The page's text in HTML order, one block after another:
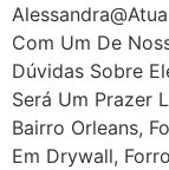
Com Um De
Dúvidas Sobre
Será Um Prazer
Bairro Orleans,
Em Drywall,